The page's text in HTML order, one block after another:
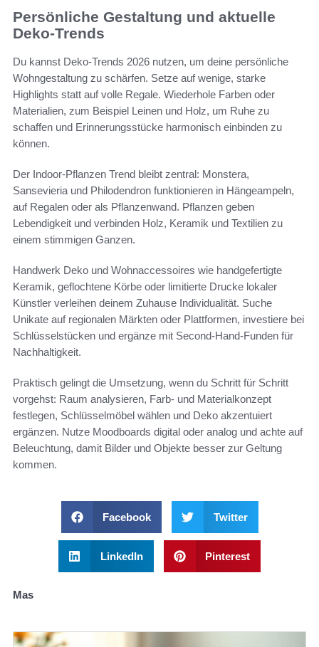
Persönliche Gestaltung und aktuelle
Deko-Trends
Du kannst Deko-Trends 2026 nutzen, um deine persönliche
Wohngestaltung zu schärfen. Setze auf wenige, starke
Highlights statt auf volle Regale. Wiederhole Farben oder
Materialien, zum Beispiel Leinen und Holz, um Ruhe zu
schaffen und Erinnerungsstücke harmonisch einbinden zu
können.
Der Indoor-Pflanzen Trend bleibt zentral: Monstera,
Sansevieria und Philodendron funktionieren in Hängeampeln,
auf Regalen oder als Pflanzenwand. Pflanzen geben
Lebendigkeit und verbinden Holz, Keramik und Textilien zu
einem stimmigen Ganzen.
Handwerk Deko und Wohnaccessoires wie handgefertigte
Keramik, geflochtene Körbe oder limitierte Drucke lokaler
Künstler verleihen deinem Zuhause Individualität. Suche
Unikate auf regionalen Märkten oder Plattformen, investiere bei
Schlüsselstücken und ergänze mit Second-Hand-Funden für
Nachhaltigkeit.
Praktisch gelingt die Umsetzung, wenn du Schritt für Schritt
vorgehst: Raum analysieren, Farb- und Materialkonzept
festlegen, Schlüsselmöbel wählen und Deko akzentuiert
ergänzen. Nutze Moodboards digital oder analog und achte auf
Beleuchtung, damit Bilder und Objekte besser zur Geltung
kommen.
Facebook Twitter
LinkedIn Pinterest
Mas